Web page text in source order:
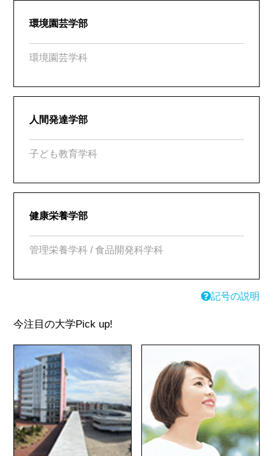
環境園芸学部
環境園芸学科
人間発達学部
子ども教育学科
健康栄養学部
管理栄養学科 / 食品開発科学科
記号の説明
今注目の大学Pick up!